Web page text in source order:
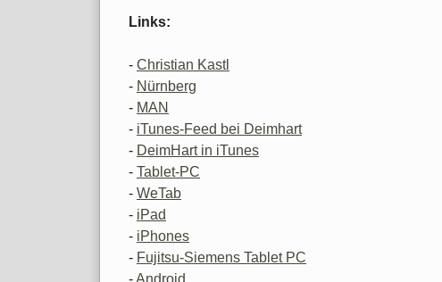
Links:
- Christian Kastl
- Nürnberg
- MAN
- iTunes-Feed bei Deimhart
- DeimHart in iTunes
- Tablet-PC
- WeTab
- iPad
- iPhones
- Fujitsu-Siemens Tablet PC